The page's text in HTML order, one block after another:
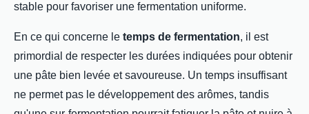
stable pour favoriser une fermentation uniforme.
En ce qui concerne le temps de fermentation, il est
primordial de respecter les durées indiquées pour obtenir
une pâte bien levée et savoureuse. Un temps insuffisant
ne permet pas le développement des arômes, tandis